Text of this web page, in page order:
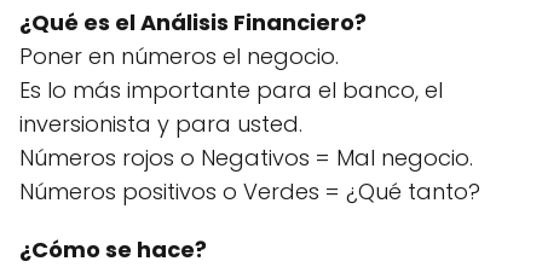
¿Qué es el Análisis Financiero?
Poner en números el negocio.
Es lo más importante para el banco, el
inversionista y para usted.
Números rojos o Negativos = Mal negocio.
Números positivos o Verdes = ¿Qué tanto?
¿Cómo se hace?